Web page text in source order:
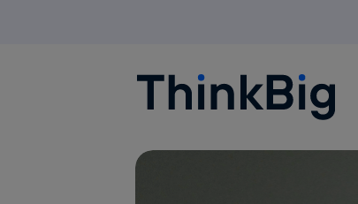
Blogthinkbig.com